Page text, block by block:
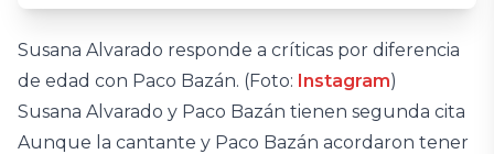
Susana Alvarado responde a críticas por diferencia
de edad con Paco Bazán. (Foto: Instagram)
Susana Alvarado y Paco Bazán tienen segunda cita
Aunque la cantante y Paco Bazán acordaron tener